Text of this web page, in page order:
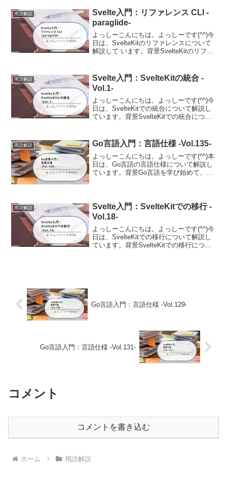
に残しました。プロジェクト構造プロ...
用語解説
Svelte入門：リファレンス CLI -
paraglide-
よっしーこんにちは。よっしーです(^^)今
日は、SvelteKitのリファレンスについて
解説して います。背景SvelteKitのリファ
に残しました。CLIツール（sv...
用語解説
Svelte入門：SvelteKitの統合 -
Vol.1-
よっしーこんにちは。よっしーです(^^)今
日は、SvelteKitでの統合について解説し
ています。背景SvelteKitでの統合につい
た。vitePreprocessにつ...
用語解説 Go言語入門：言語仕様 -Vol.135-
よっしーこんにちは。よっしーです(^^)本
日は、Go言語の言語仕様について解説し
ています。背景Go言語を学び始めて、公
用語解説
Svelte入門：SvelteKitでの移行 -
Vol.18-
よっしーこんにちは。よっしーです(^^)今
日は、SvelteKitでの移行について解説し
ています。背景SvelteKitでの移行につい
Go言語入門：言語仕様 -Vol.129-
Go言語入門：言語仕様 -Vol.131-
コメント
コメントを書き込む
ホーム 用語解説